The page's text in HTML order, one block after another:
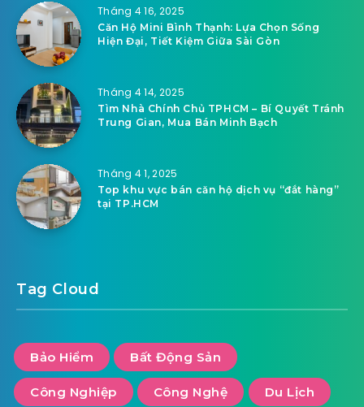
Tháng 4 16, 2025
Căn Hộ Mini Bình Thạnh: Lựa Chọn Sống
Hiện Đại, Tiết Kiệm Giữa Sài Gòn
Tháng 4 14, 2025
Tìm Nhà Chính Chủ TPHCM – Bí Quyết Tránh
Trung Gian, Mua Bán Minh Bạch
Tháng 4 1, 2025
Top khu vực bán căn hộ dịch vụ “đắt hàng”
tại TP.HCM
Tag Cloud
Bảo Hiểm Bất Động Sản
Công Nghiệp Công Nghệ Du Lịch